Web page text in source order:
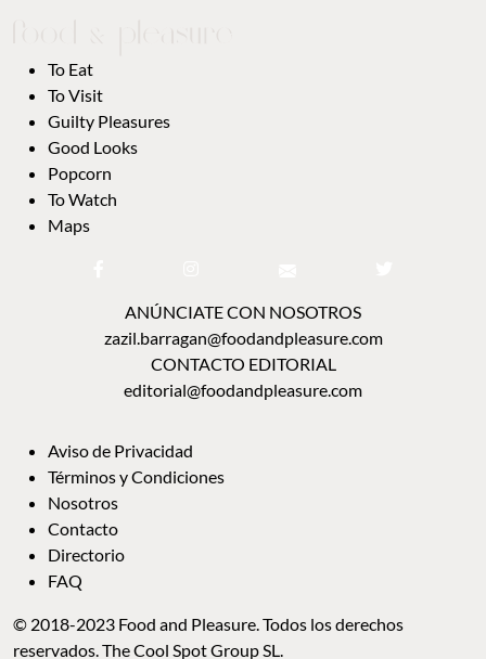
To Eat
To Visit
Guilty Pleasures
Good Looks
Popcorn
To Watch
Maps
ANÚNCIATE CON NOSOTROS
zazil.barragan@foodandpleasure.com
CONTACTO EDITORIAL
editorial@foodandpleasure.com
Aviso de Privacidad
Términos y Condiciones
Nosotros
Contacto
Directorio
FAQ
© 2018-2023 Food and Pleasure. Todos los derechos
reservados. The Cool Spot Group SL.